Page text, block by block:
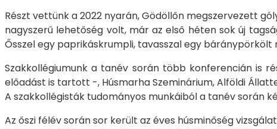
Részt vettünk a 2022 nyarán, Gödöllőn megszervezett
nagyszerű lehetőség volt, már az első héten sok új
Ősszel egy paprikáskrumpli, tavasszal egy
Szakkollégiumunk a tanév során több konferencián is
előadást is tartott -, Húsmarha Szeminárium, Alföldi
A szakkollégisták tudományos munkáiból a tanév során
Az őszi félév során sor került az éves húsminőség